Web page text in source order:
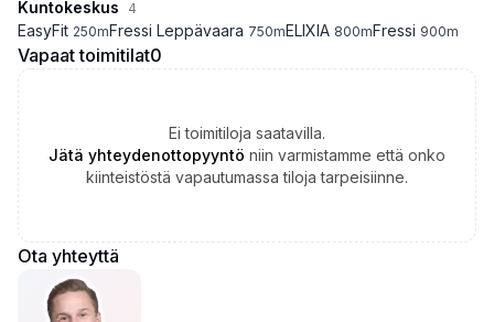
Kuntokeskus 4
EasyFit 250mFressi Leppävaara 750mELIXIA 800mFressi 900m
Vapaat toimitilat0
Ei toimitiloja saatavilla.
Jätä yhteydenottopyyntö niin varmistamme että onko
kiinteistöstä vapautumassa tiloja tarpeisiinne.
Ota yhteyttä